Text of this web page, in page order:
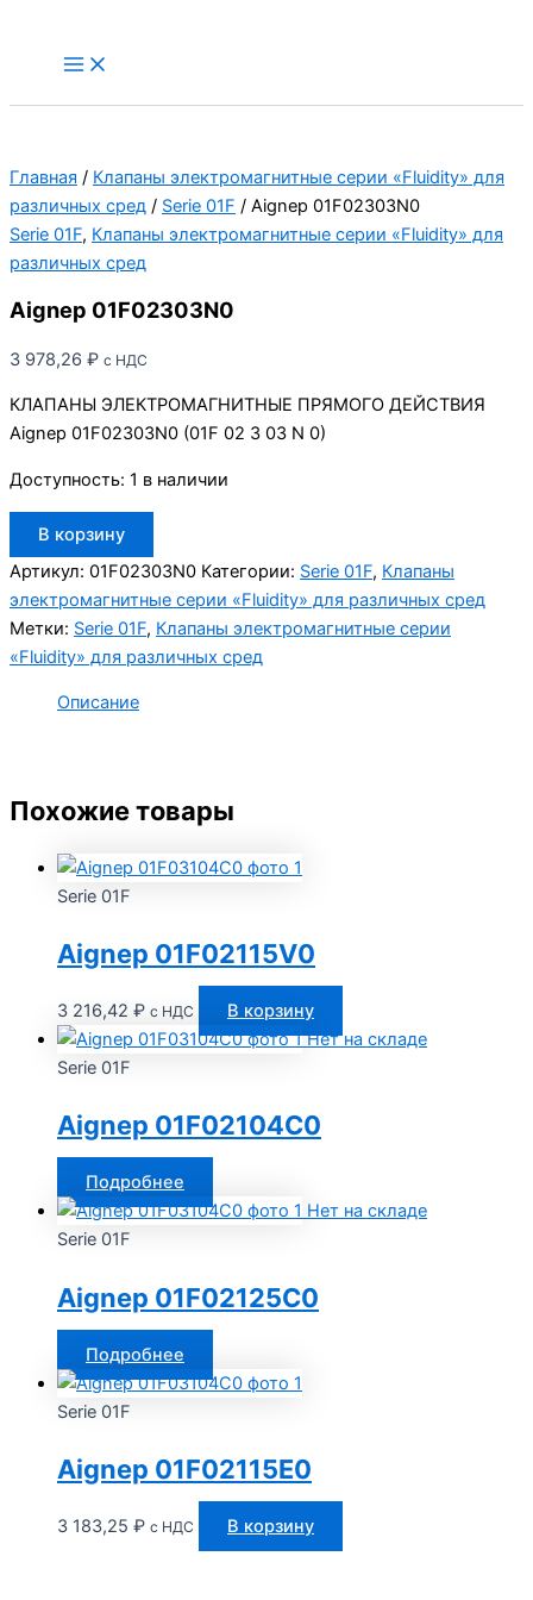
Main
Menu
Главная / Клапаны электромагнитные серии «Fluidity» для
различных сред / Serie 01F / Aignep 01F02303N0
Serie 01F, Клапаны электромагнитные серии «Fluidity» для
различных сред
Aignep 01F02303N0
3 978,26 ₽ с НДС
КЛАПАНЫ ЭЛЕКТРОМАГНИТНЫЕ ПРЯМОГО ДЕЙСТВИЯ
Aignep 01F02303N0 (01F 02 3 03 N 0)
Доступность: 1 в наличии
товара
Aignep
01F02303N0
В корзину
Артикул: 01F02303N0 Категории: Serie 01F, Клапаны
электромагнитные серии «Fluidity» для различных сред
Метки: Serie 01F, Клапаны электромагнитные серии
«Fluidity» для различных сред
Описание
Похожие товары
Serie 01F
Aignep 01F02115V0
3 216,42 ₽ с НДС
В корзину
Нет на складе
Serie 01F
Aignep 01F02104C0
Подробнее
Нет на складе
Serie 01F
Aignep 01F02125C0
Подробнее
Serie 01F
Aignep 01F02115E0
3 183,25 ₽ с НДС В корзину